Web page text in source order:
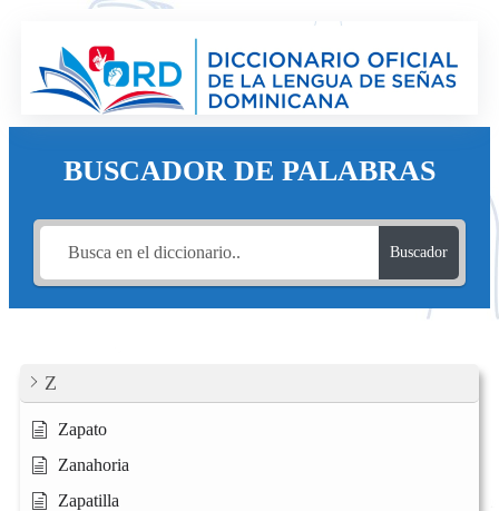
contenido
BUSCADOR DE PALABRAS
Buscador
Z
Zapato
Zanahoria
Zapatilla